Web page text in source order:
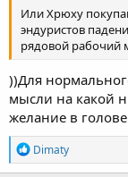
Или Хрюху
эндуристов
рядовой рабочий
))Для
мысли на какой
желание в голове
R
e
Dimaty